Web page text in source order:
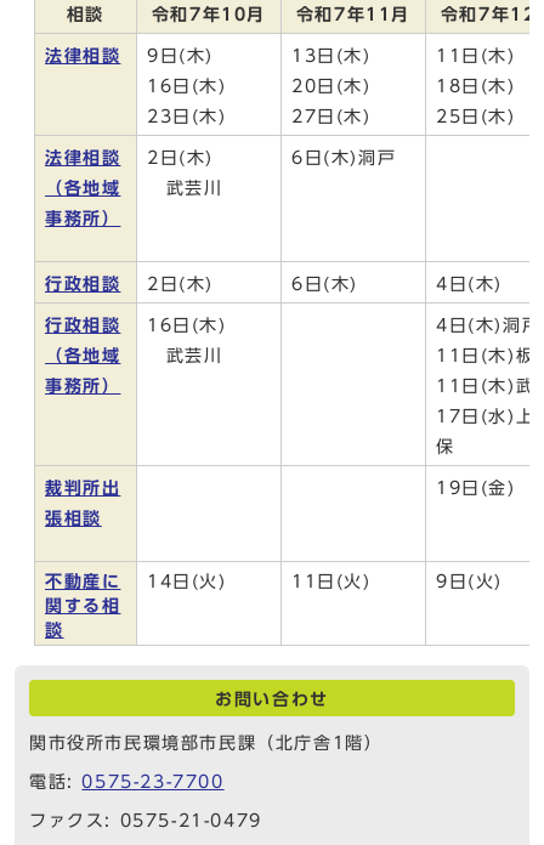
相談 令和7年10月 令和7年11月 令和7年12
法律相談
9日(木)
16日(木)
23日(木)
13日(木)
20日(木)
27日(木)
11日(木)
18日(木)
25日(木)
法律相談
（各地域
事務所）
2日(木)
武芸川
6日(木)洞戸
行政相談 2日(木) 6日(木) 4日(木)
行政相談
（各地域
事務所）
16日(木)
武芸川
4日(木)洞戸
11日(木)板
11日(木)武
17日(水)上
保
裁判所出
張相談
19日(金)
不動産に
関する相
談
14日(火) 11日(火) 9日(火)
お問い合わせ
関市役所市民環境部市民課（北庁舎1階）
電話:0575-23-7700
ファクス: 0575-21-0479